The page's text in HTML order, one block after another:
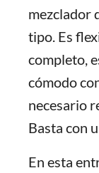
mezclador
tipo. Es
completo,
cómodo
necesario
Basta con
En esta